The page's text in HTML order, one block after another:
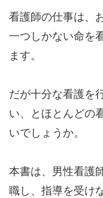
看護師の仕事は、
一つしかない命を
ます。
だが十分な看護を
い、とほとんどの
いでしょうか。
本書は、男性看護
職し、指導を受け